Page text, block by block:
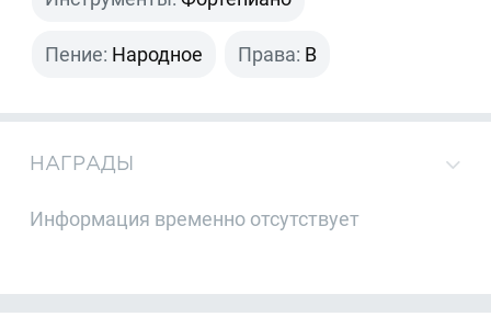
Пение: Народное Права: B
НАГРАДЫ
Информация временно отсутствует